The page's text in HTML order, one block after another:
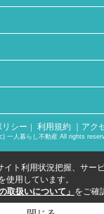
シー 利用規約 ｜アク
一人暮らし不動産 All rights
ト利用状況把握、サー
使用しています。
取扱いについて」 をご確